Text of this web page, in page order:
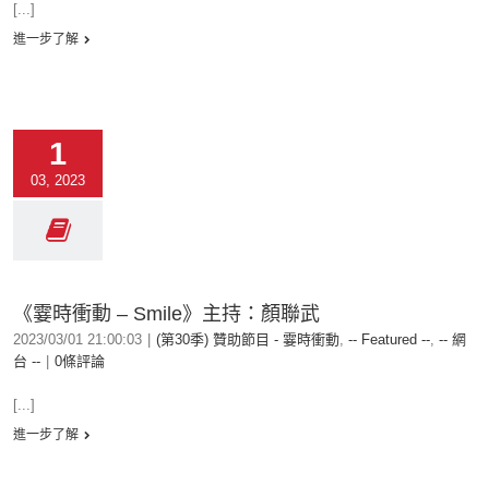
[...]
進一步了解
1
03, 2023
《霎時衝動 – Smile》主持：顏聯武
2023/03/01 21:00:03 (第30季) 贊助節目 - 霎時衝動, -- Featured --, -- 網
台 --
0條評論
[...]
進一步了解